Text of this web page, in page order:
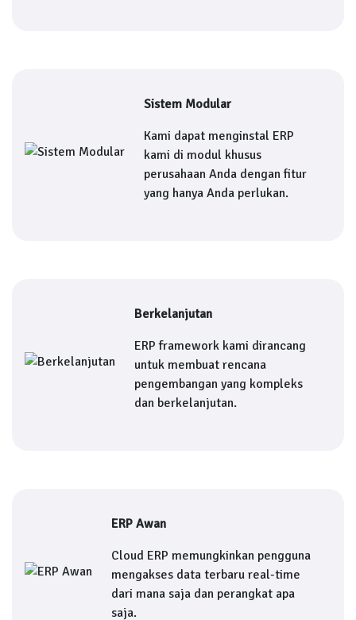
Sistem Modular
Kami dapat menginstal ERP
kami di modul khusus
perusahaan Anda dengan fitur
yang hanya Anda perlukan.
Berkelanjutan
ERP framework kami dirancang
untuk membuat rencana
pengembangan yang kompleks
dan berkelanjutan.
ERP Awan
Cloud ERP memungkinkan pengguna
mengakses data terbaru real-time
dari mana saja dan perangkat apa
saja.